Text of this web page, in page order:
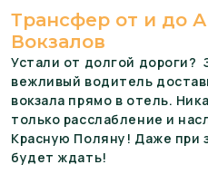
Трансфер от и до
Вокзалов
Устали от долгой дороги?
вежливый водитель
вокзала прямо в отель.
только расслабление и
Красную Поляну! Даже при
будет ждать!